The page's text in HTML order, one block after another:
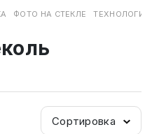
ФОТО НА СТЕКЛЕ
Сортировка